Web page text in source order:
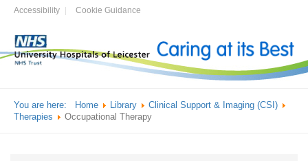
Accessibility Cookie Guidance
You are here: Home Library
Clinical Support & Imaging (CSI)
Therapies
Occupational Therapy